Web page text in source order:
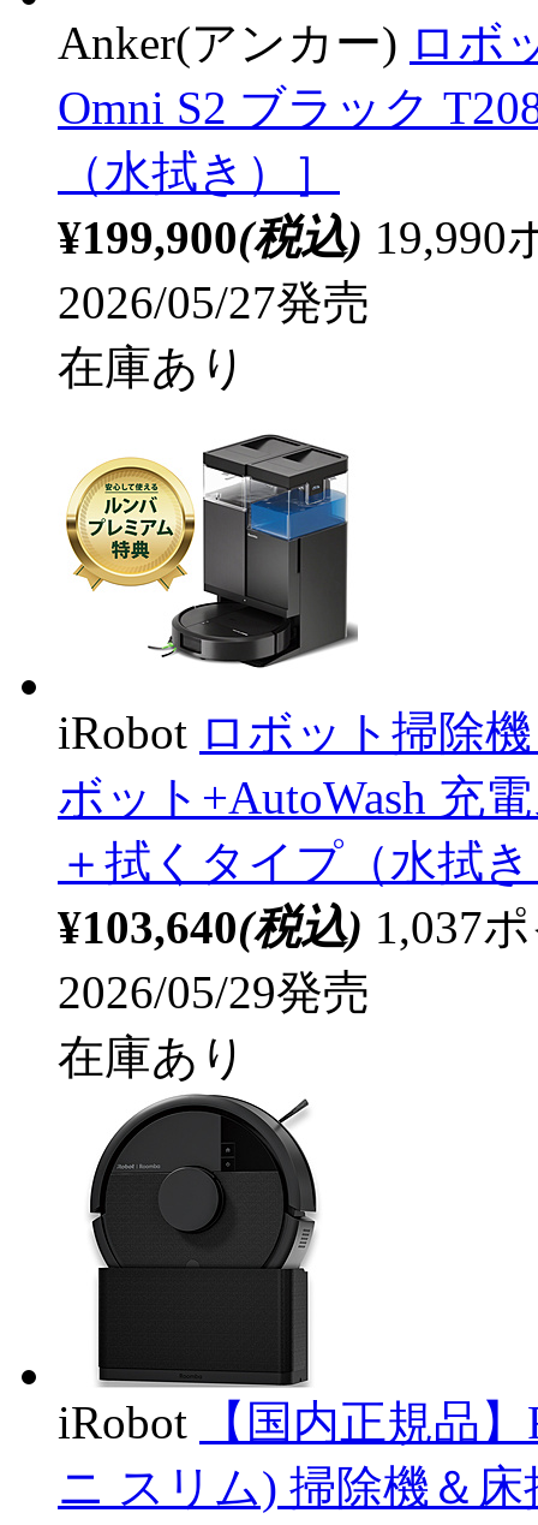
Anker(アンカー) ロボ
Omni S2 ブラック
（水拭き）］
¥199,900(税込) 19,990
2026/05/27発売
在庫あり
iRobot ロボット掃除
ボット+AutoWash 充
＋拭くタイプ（水拭
¥103,640(税込) 1,037
2026/05/29発売
在庫あり
iRobot
【国内正規品
ニ スリム) 掃除機＆